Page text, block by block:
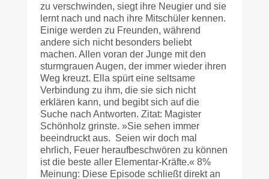
zu verschwinden, siegt ihre Neugier und sie
lernt nach und nach ihre Mitschüler kennen.
Einige werden zu Freunden, während
andere sich nicht besonders beliebt
machen. Allen voran der Junge mit den
sturmgrauen Augen, der immer wieder ihren
Weg kreuzt. Ella spürt eine seltsame
Verbindung zu ihm, die sie sich nicht
erklären kann, und begibt sich auf die
Suche nach Antworten. Zitat: Magister
Schönholz grinste. »Sie sehen immer
beeindruckt aus. Seien wir doch mal
ehrlich, Feuer herauf­beschwören zu können
ist die beste aller Elementar-Kräfte.« 8%
Meinung: Diese Episode schließt direkt an